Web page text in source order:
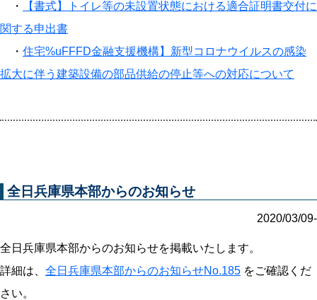
・
【書式】トイレ等の未設置状態における適合証明書交付に
関する申出書
・ 住宅%uFFFD金融支援機構】新型コロナウイルスの感染
拡大に伴う建築設備の部品供給の停止等への対応について
全日兵庫県本部からのお知らせ
2020/03/09-
全日兵庫県本部からのお知らせを掲載いたします。
詳細は、 全日兵庫県本部からのお知らせNo.185 をご確認くだ
さい。